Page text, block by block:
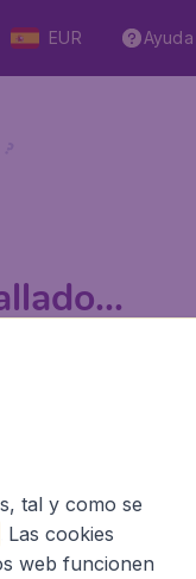
EUR Ayuda
tal y como se
. Las cookies
web funcionen